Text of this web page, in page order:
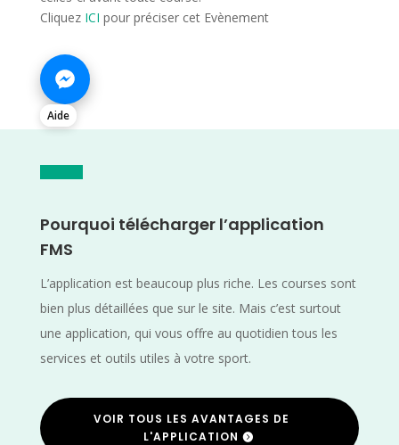
Cliquez ICI pour préciser cet Evènement
Aide
Pourquoi télécharger l’application
FMS
L’application est beaucoup plus riche. Les courses sont
bien plus détaillées que sur le site. Mais c’est surtout
une application, qui vous offre au quotidien tous les
services et outils utiles à votre sport.
VOIR TOUS LES AVANTAGES DE
L'APPLICATION